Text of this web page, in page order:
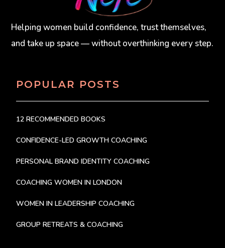
Helping women build confidence, trust themselves,
and take up space — without overthinking every step.
POPULAR POSTS
12 RECOMMENDED BOOKS
CONFIDENCE-LED GROWTH COACHING
PERSONAL BRAND IDENTITY COACHING
COACHING WOMEN IN LONDON
WOMEN IN LEADERSHIP COACHING
GROUP RETREATS & COACHING